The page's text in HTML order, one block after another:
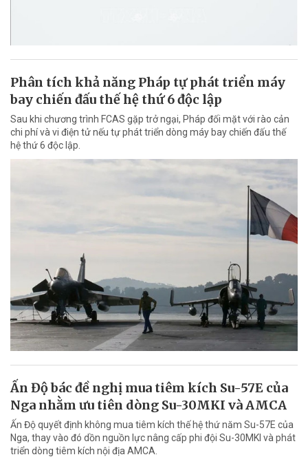
Phân tích khả năng Pháp tự phát triển máy
bay chiến đấu thế hệ thứ 6 độc lập
Sau khi chương trình FCAS gặp trở ngại, Pháp đối mặt với rào cản
chi phí và vi điện tử nếu tự phát triển dòng máy bay chiến đấu thế
hệ thứ 6 độc lập.
Ấn Độ bác đề nghị mua tiêm kích Su-57E của
Nga nhằm ưu tiên dòng Su-30MKI và AMCA
Ấn Độ quyết định không mua tiêm kích thế hệ thứ năm Su-57E của
Nga, thay vào đó dồn nguồn lực nâng cấp phi đội Su-30MKI và phát
triển dòng tiêm kích nội địa AMCA.